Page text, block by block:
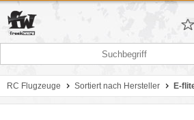
RC Flugzeuge Sortiert nach Hersteller E-